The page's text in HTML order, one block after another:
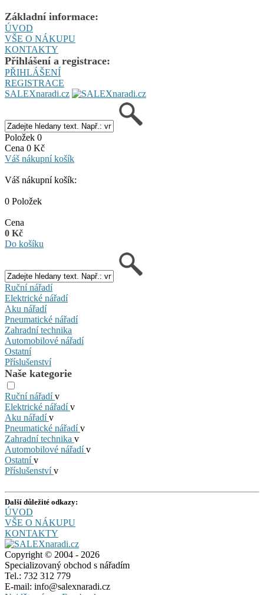
Základní informace:
ÚVOD
VŠE O NÁKUPU
KONTAKTY
Přihlášení a registrace:
PŘIHLÁŠENÍ
REGISTRACE
SALEXnaradi.cz
Položek 0
Cena 0 Kč
Váš nákupní košík
Váš nákupní košík:
0 Položek
Cena
0 Kč
Do košíku
Ruční nářadí
Elektrické nářadí
Aku nářadí
Pneumatické nářadí
Zahradní technika
Automobilové nářadí
Ostatní
Příslušenství
Naše kategorie
Ruční nářadív
Elektrické nářadív
Aku nářadív
Pneumatické nářadív
Zahradní technika v
Automobilové nářadív
Ostatnív
Příslušenstvív
Další důležité odkazy:
ÚVOD
VŠE O NÁKUPU
KONTAKTY
Copyright © 2004 - 2026
Specializovaný obchod s nářadím
Tel.: 732 312 779
E-mail: info@salexnaradi.cz